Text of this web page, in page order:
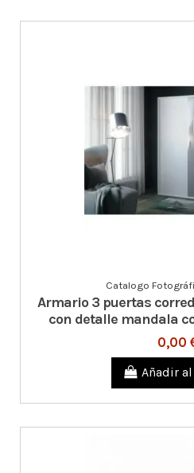
Catalogo
Armario 3 puertas
con detalle mandala
0,00
Añadir